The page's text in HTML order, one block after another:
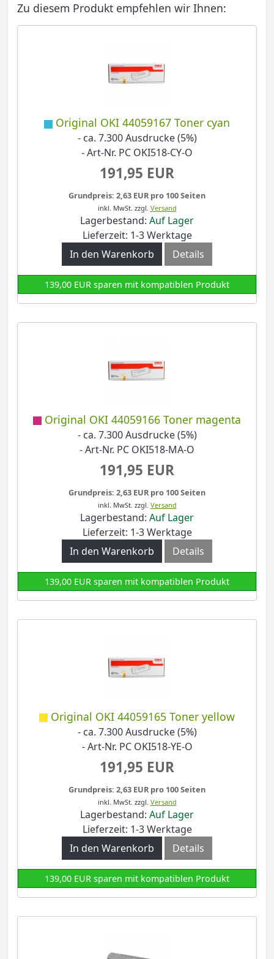
Zu diesem Produkt empfehlen wir Ihnen:
Original OKI 44059167 Toner cyan
- ca. 7.300 Ausdrucke (5%)
- Art-Nr. PC OKI518-CY-O
191,95 EUR
Grundpreis: 2,63 EUR pro 100 Seiten
inkl. MwSt. zzgl. Versand
Lagerbestand: Auf Lager
Lieferzeit: 1-3 Werktage
In den Warenkorb
Details
139,00 EUR sparen mit kompatiblen Produkt
Original OKI 44059166 Toner magenta
- ca. 7.300 Ausdrucke (5%)
- Art-Nr. PC OKI518-MA-O
191,95 EUR
Grundpreis: 2,63 EUR pro 100 Seiten
inkl. MwSt. zzgl. Versand
Lagerbestand: Auf Lager
Lieferzeit: 1-3 Werktage
In den Warenkorb
Details
139,00 EUR sparen mit kompatiblen Produkt
Original OKI 44059165 Toner yellow
- ca. 7.300 Ausdrucke (5%)
- Art-Nr. PC OKI518-YE-O
191,95 EUR
Grundpreis: 2,63 EUR pro 100 Seiten
inkl. MwSt. zzgl. Versand
Lagerbestand: Auf Lager
Lieferzeit: 1-3 Werktage
In den Warenkorb
Details
139,00 EUR sparen mit kompatiblen Produkt